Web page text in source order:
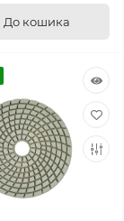
До кошика